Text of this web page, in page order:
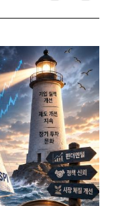
o
o
u
t
o
i
n